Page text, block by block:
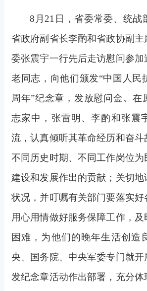
8 月21日，省委常委、统战
省政府副省长李酌和省政协副主
委张震宇一行先后走访慰问参
老同志，向他们颁发“中国人民
周年”纪念章，发放慰问金。在
志家中，张雷明、李酌和张震
流，认真倾听其革命经历和奋斗
不同历史时期、不同工作岗位为
建设和发展作出的贡献；关切
状况，并叮嘱有关部门要落实好
用心用情做好服务保障工作，
困难，为他们的晚年生活创造
央、国务院、中央军委专门就开
发纪念章活动作出部署，充分